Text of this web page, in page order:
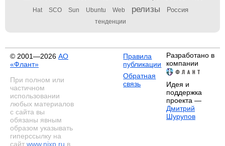
Hat SCO Sun Ubuntu Web релизы Россия
тенденции
© 2001—2026 АО
«Флант»
При полном или
частичном
использовании
любых материалов
с сайта вы
обязаны явным
образом указывать
гиперссылку на
сайт www.nixp.ru в
Правила
публикации
Обратная
связь
Разработано в
компании
Идея и
поддержка
проекта —
Дмитрий
Шурупов